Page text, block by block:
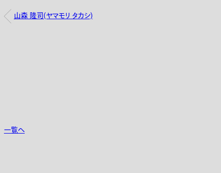
山森 隆司(ヤマモリ タカシ)
一覧へ